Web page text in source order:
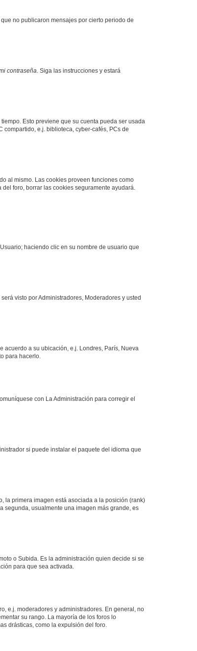
no publicaron mensajes por cierto periodo de
contraseña . Siga las instrucciones y estará
Esto previene que su cuenta pueda ser usada
e.j. biblioteca, cyber-cafés, PCs de
al mismo. Las cookies proveen funciones como
foro, borrar las cookies seguramente ayudará.
haciendo clic en su nombre de usuario que
visto por Administradores, Moderadores y usted
acuerdo a su ubicación, e.j. Londres, París, Nueva
para hacerlo.
con La Administración para corregir el
si puede instalar el paquete del idioma que
la primera imagen está asociada a la posición (rank)
segunda, usualmente una imagen más grande, es
o Subida. Es la administración quien decide si se
para que sea activada.
e.j. moderadores y administradores. En general, no
su rango. La mayoría de los foros lo
drásticas, como la expulsión del foro.